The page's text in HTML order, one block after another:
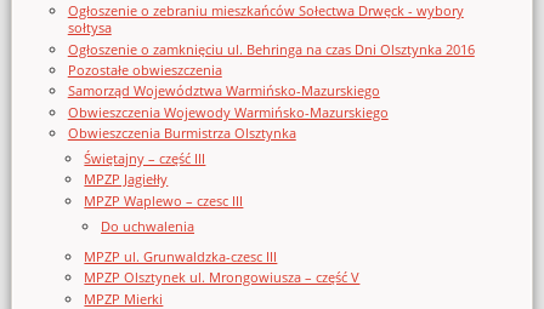
Ogłoszenie o zebraniu mieszkańców Sołectwa Drwęck - wybory
sołtysa
Ogłoszenie o zamknięciu ul. Behringa na czas Dni Olsztynka 2016
Pozostałe obwieszczenia
Samorząd Województwa Warmińsko-Mazurskiego
Obwieszczenia Wojewody Warmińsko-Mazurskiego
Obwieszczenia Burmistrza Olsztynka
Świętajny – część III
MPZP Jagiełły
MPZP Waplewo – czesc III
Do uchwalenia
MPZP ul. Grunwaldzka-czesc III
MPZP Olsztynek ul. Mrongowiusza – część V
MPZP Mierki